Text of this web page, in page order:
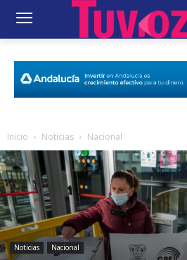
Inicio Noticias Nacional
Noticias Nacional